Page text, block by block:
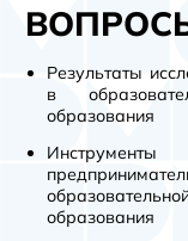
Результаты
в
образования
образования